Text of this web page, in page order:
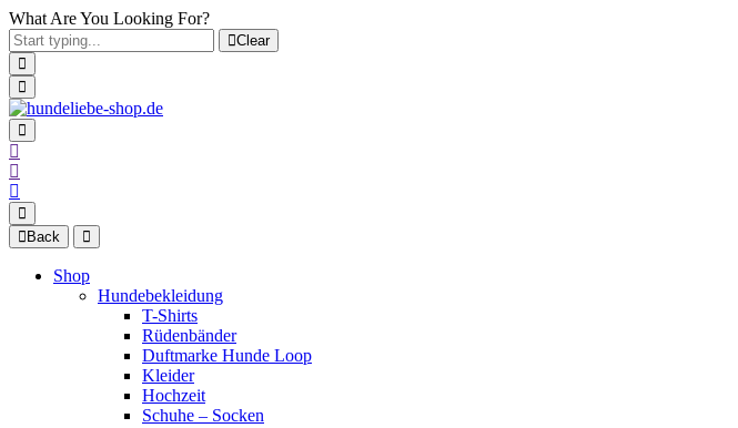
What Are You Looking For?
Clear
Back
Shop
Hundebekleidung
T-Shirts
Rüdenbänder
Duftmarke Hunde Loop
Kleider
Hochzeit
Schuhe – Socken